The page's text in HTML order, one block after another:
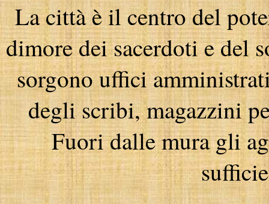
La città è il centro del
dimore dei sacerdoti e del
sorgono uffici
degli scribi, magazzini
Fuori dalle mura gli